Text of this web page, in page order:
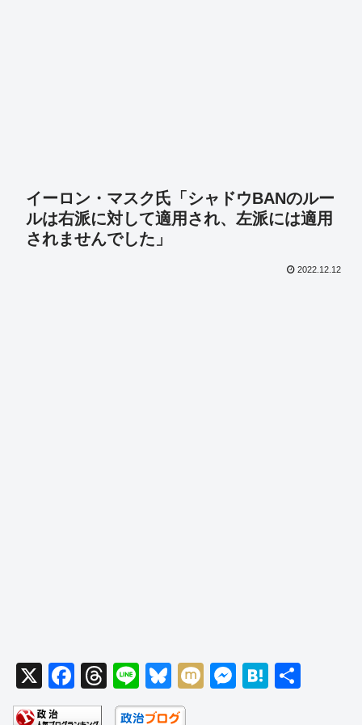
イーロン・マスク氏「シャドウBANのルー
ルは右派に対して適用され、左派には適用
されませんでした」
2022.12.12
X
F
a
T
hr
Li
n
Bl
u
M
M
H